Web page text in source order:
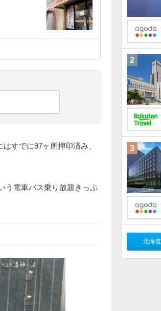
すでに97ヶ所押印済み、
う電車バス乗り放題きっぷ
2
3
北海